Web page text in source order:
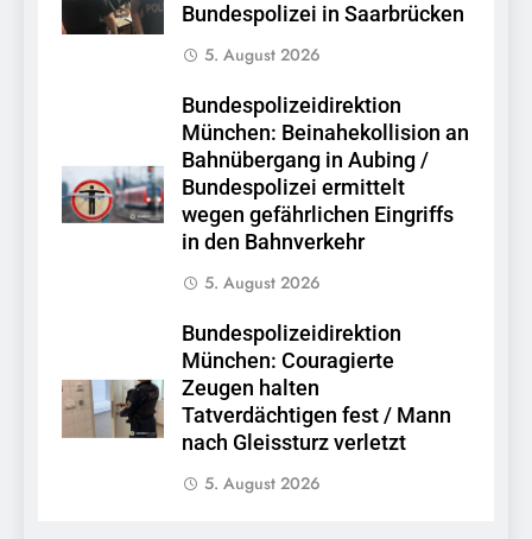
Bundespolizei in Saarbrücken
5. August 2026
Bundespolizeidirektion
München: Beinahekollision an
Bahnübergang in Aubing /
Bundespolizei ermittelt
wegen gefährlichen Eingriffs
in den Bahnverkehr
5. August 2026
Bundespolizeidirektion
München: Couragierte
Zeugen halten
Tatverdächtigen fest / Mann
nach Gleissturz verletzt
5. August 2026